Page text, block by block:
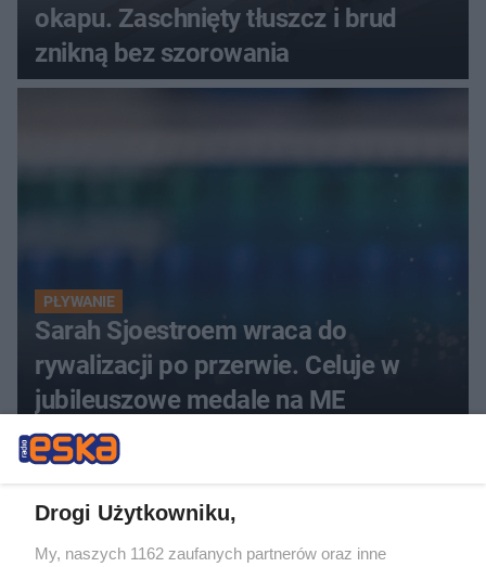
okapu. Zaschnięty tłuszcz i brud
znikną bez szorowania
PŁYWANIE
Sarah Sjoestroem wraca do
rywalizacji po przerwie. Celuje w
jubileuszowe medale na ME
Drogi Użytkowniku,
My, naszych 1162 zaufanych partnerów oraz inne